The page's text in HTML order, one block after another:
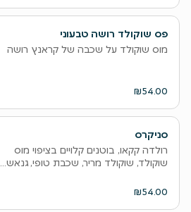
פס שוקולד רושה טבעוני
מוס שוקולד על שכבה של קראנץ רושה
₪54.00
סניקרס
רולדה קקאו, בוטנים קלויים בציפוי מוס
שוקולד, שוקולד מריר, שכבת טופי, גנאש...
₪54.00